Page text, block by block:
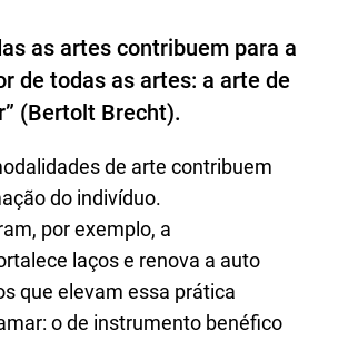
as artes contribuem para a
de todas as artes: a arte de
(Bertolt Brecht).
de arte contribuem
do indivíduo.
por exemplo, a
laços e renova a auto
que elevam essa prática
o de instrumento benéfico